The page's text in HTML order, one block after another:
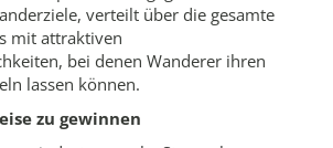
verteilt über die gesamte
mit attraktiven
bei denen Wanderer ihren
lassen können.
zu gewinnen